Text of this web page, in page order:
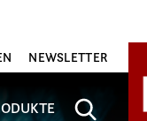
NEWSLETTER